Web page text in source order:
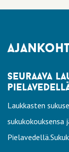
seuraava
pielavedellä
Laukkasten